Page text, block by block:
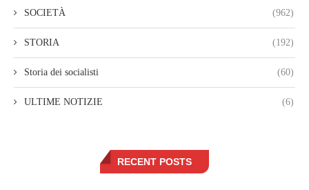
SOCIETÀ (962)
STORIA (192)
Storia dei socialisti (60)
ULTIME NOTIZIE (6)
RECENT POSTS